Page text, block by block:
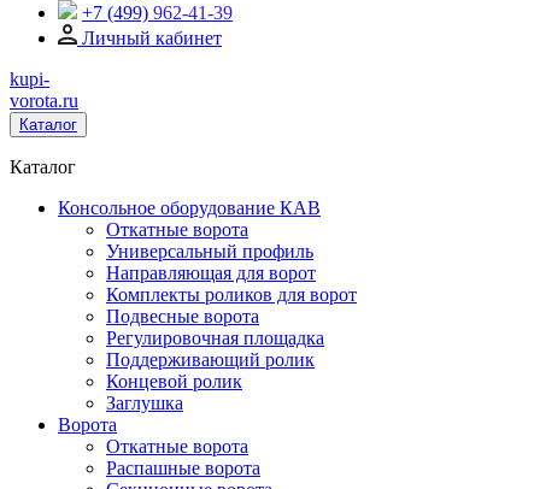
+7 (499) 962-41-39
Личный кабинет
kupi-
vorota.ru
Каталог
Каталог
Консольное оборудование КАВ
Откатные ворота
Универсальный профиль
Направляющая для ворот
Комплекты роликов для ворот
Подвесные ворота
Регулировочная площадка
Поддерживающий ролик
Концевой ролик
Заглушка
Ворота
Откатные ворота
Распашные ворота